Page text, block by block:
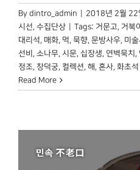
By dintro_admin 2018년 2월 22
시선, 수집단상 Tags: 거문고, 거북이
대리석, 매화, 먹, 묵향, 문방사우, 미
선비 , 소나무, 시문, 십장생, 연벽묵치 ,
정조, 창덕궁, 컬렉션, 해 , 혼사, 화초석
Read More